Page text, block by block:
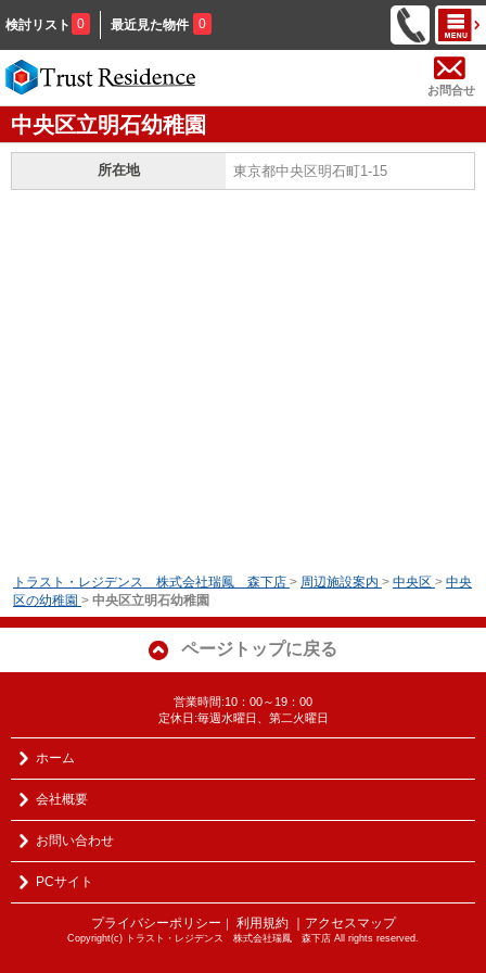
検討リスト 0 最近見た物件 0
お問合せ
中央区立明石幼稚園
所在地 東京都中央区明石町1-15
トラスト・レジデンス 株式会社瑞鳳 森下店 > 周辺施設案内 > 中央区 > 中央
区の幼稚園 > 中央区立明石幼稚園
ページトップに戻る
営業時間:10：00～19：00
定休日:毎週水曜日、第二火曜日
ホーム
会社概要
お問い合わせ
PCサイト
プライバシーポリシー ｜ 利用規約 ｜アクセスマップ
Copyright(c) トラスト・レジデンス 株式会社瑞鳳 森下店 All rights reserved.